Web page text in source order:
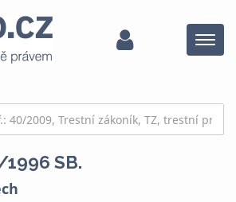
Menu
1996 SB.